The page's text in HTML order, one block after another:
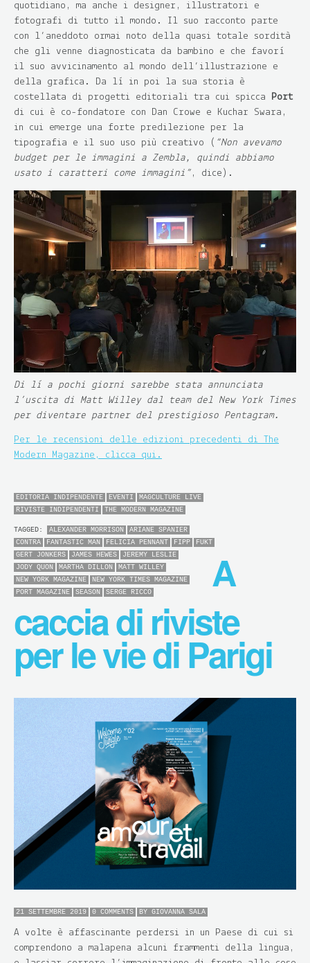
quotidiano, ma anche i designer, illustratori e
fotografi di tutto il mondo. Il suo racconto parte
con l’aneddoto ormai noto della quasi totale sordità
che gli venne diagnosticata da bambino e che favorì
il suo avvicinamento al mondo dell’illustrazione e
della grafica. Da lì in poi la sua storia è
costellata di progetti editoriali tra cui spicca Port
di cui è co-fondatore con Dan Crowe e Kuchar Swara,
in cui emerge una forte predilezione per la
tipografia e il suo uso più creativo ( “Non avevamo
budget per le immagini a Zembla, quindi abbiamo
usato i caratteri come immagini” , dice).
Di lì a pochi giorni sarebbe stata annunciata
l’uscita di Matt Willey dal team del New York Times
per diventare partner del prestigioso Pentagram.
Per le recensioni delle edizioni precedenti di The
Modern Magazine, clicca qui.
EDITORIA INDIPENDENTE EVENTI
MAGCULTURE LIVE
RIVISTE INDIPENDENTI
THE MODERN MAGAZINE
TAGGED: ALEXANDER MORRISON
ARIANE SPANIER
CONTRA
FANTASTIC MAN FELICIA PENNANT FIPP
FUKT
GERT JONKERS
JAMES HEWES
JEREMY LESLIE
JODY QUON
MARTHA DILLON
MATT WILLEY
NEW YORK MAGAZINE
NEW YORK TIMES MAGAZINE
PORT MAGAZINE
SEASON SERGE RICCO
A
caccia di riviste
per le vie di Parigi
21 SETTEMBRE 2019 0 COMMENTS BY GIOVANNA SALA
A volte è affascinante perdersi in un Paese di cui si
comprendono a malapena alcuni frammenti della lingua,